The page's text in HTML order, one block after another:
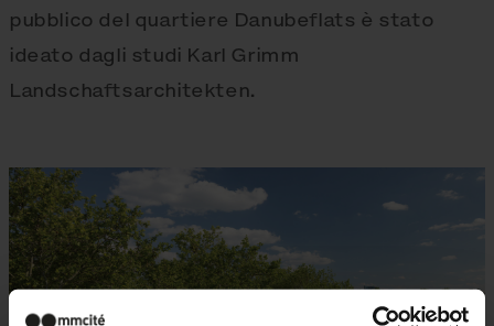
pubblico del quartiere Danubeflats è stato
ideato dagli studi Karl Grimm
Landschaftsarchitekten.